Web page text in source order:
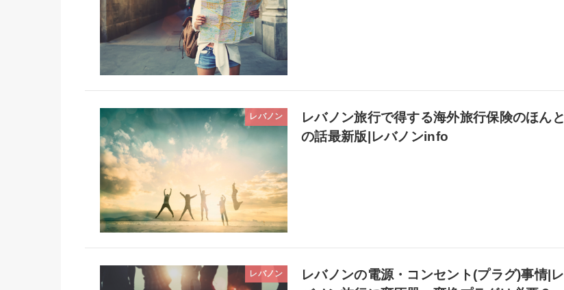
レバノン
レバノン旅行で得する海外旅行保険のほんと
の話最新版|レバノンinfo
レバノン
レバノンの電源・コンセント(プラグ)事情|レ